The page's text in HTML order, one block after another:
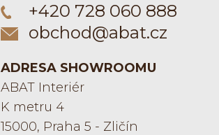
+420 728 060 888
obchod@abat.cz
ADRESA SHOWROOMU
ABAT Interiér
K metru 4
15000, Praha 5 - Zličín